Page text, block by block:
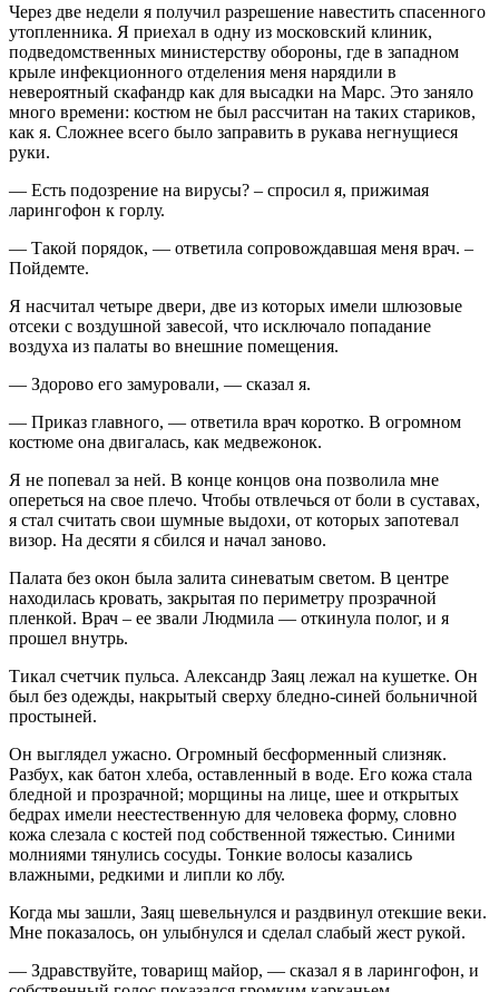
Через две недели я получил разрешение навестить спасенного
утопленника. Я приехал в одну из московский клиник,
подведомственных министерству обороны, где в западном
крыле инфекционного отделения меня нарядили в
невероятный скафандр как для высадки на Марс. Это заняло
много времени: костюм не был рассчитан на таких стариков,
как я. Сложнее всего было заправить в рукава негнущиеся
руки.
— Есть подозрение на вирусы? – спросил я, прижимая
ларингофон к горлу.
— Такой порядок, — ответила сопровождавшая меня врач. –
Пойдемте.
Я насчитал четыре двери, две из которых имели шлюзовые
отсеки с воздушной завесой, что исключало попадание
воздуха из палаты во внешние помещения.
— Здорово его замуровали, — сказал я.
— Приказ главного, — ответила врач коротко. В огромном
костюме она двигалась, как медвежонок.
Я не попевал за ней. В конце концов она позволила мне
опереться на свое плечо. Чтобы отвлечься от боли в суставах,
я стал считать свои шумные выдохи, от которых запотевал
визор. На десяти я сбился и начал заново.
Палата без окон была залита синеватым светом. В центре
находилась кровать, закрытая по периметру прозрачной
пленкой. Врач – ее звали Людмила — откинула полог, и я
прошел внутрь.
Тикал счетчик пульса. Александр Заяц лежал на кушетке. Он
был без одежды, накрытый сверху бледно-синей больничной
простыней.
Он выглядел ужасно. Огромный бесформенный слизняк.
Разбух, как батон хлеба, оставленный в воде. Его кожа стала
бледной и прозрачной; морщины на лице, шее и открытых
бедрах имели неестественную для человека форму, словно
кожа слезала с костей под собственной тяжестью. Синими
молниями тянулись сосуды. Тонкие волосы казались
влажными, редкими и липли ко лбу.
Когда мы зашли, Заяц шевельнулся и раздвинул отекшие веки.
Мне показалось, он улыбнулся и сделал слабый жест рукой.
— Здравствуйте, товарищ майор, — сказал я в ларингофон, и